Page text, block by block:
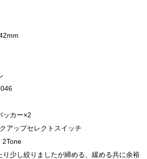
ッカー×2
アップセレクトスイッチ
2Tone
り少し絞りましたが締める、緩める共に余裕